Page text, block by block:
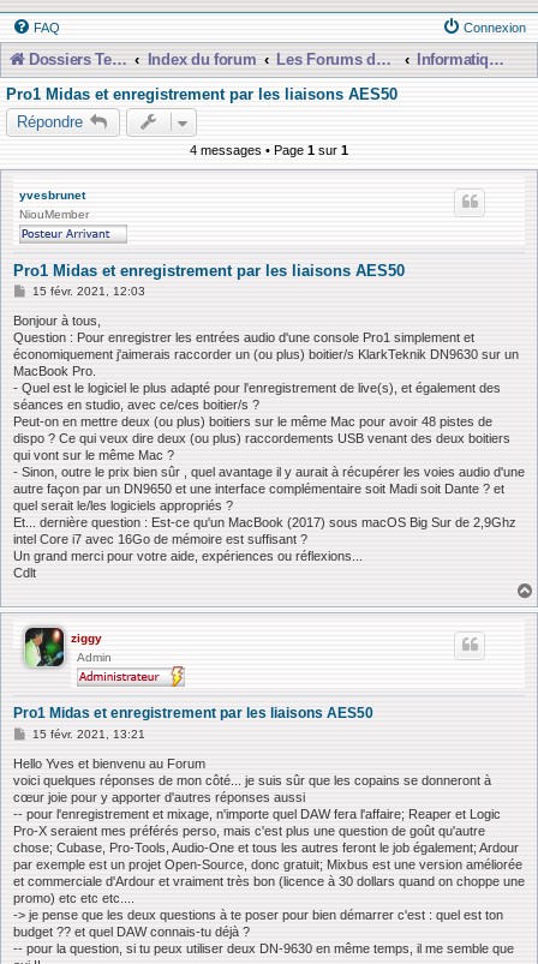
FAQ Connexion
Dossiers Techniques Index du forum Les Forums de Discussions
Informatique, Consoles Numériques et MAO
Pro1 Midas et enregistrement par les liaisons AES50
Répondre
4 messages • Page 1 sur 1
yvesbrunet
NiouMember
Pro1 Midas et enregistrement par les liaisons AES50
M
s
s
g
e
15 févr. 2021, 12:03
Bonjour à tous,
Question : Pour enregistrer les entrées audio d'une console Pro1 simplement et
économiquement j'aimerais raccorder un (ou plus) boitier/s KlarkTeknik DN9630 sur un
MacBook Pro.
- Quel est le logiciel le plus adapté pour l'enregistrement de live(s), et également des
séances en studio, avec ce/ces boitier/s ?
Peut-on en mettre deux (ou plus) boitiers sur le même Mac pour avoir 48 pistes de
dispo ? Ce qui veux dire deux (ou plus) raccordements USB venant des deux boitiers
qui vont sur le même Mac ?
- Sinon, outre le prix bien sûr , quel avantage il y aurait à récupérer les voies audio d'une
autre façon par un DN9650 et une interface complémentaire soit Madi soit Dante ? et
quel serait le/les logiciels appropriés ?
Et... dernière question : Est-ce qu'un MacBook (2017) sous macOS Big Sur de 2,9Ghz
intel Core i7 avec 16Go de mémoire est suffisant ?
Un grand merci pour votre aide, expériences ou réflexions...
Cdlt
ziggy
Admin
Pro1 Midas et enregistrement par les liaisons AES50
M
s
s
g
e
15 févr. 2021, 13:21
Hello Yves et bienvenu au Forum
voici quelques réponses de mon côté... je suis sûr que les copains se donneront à
cœur joie pour y apporter d'autres réponses aussi
-- pour l'enregistrement et mixage, n'importe quel DAW fera l'affaire; Reaper et Logic
Pro-X seraient mes préférés perso, mais c'est plus une question de goût qu'autre
chose; Cubase, Pro-Tools, Audio-One et tous les autres feront le job également; Ardour
par exemple est un projet Open-Source, donc gratuit; Mixbus est une version améliorée
et commerciale d'Ardour et vraiment très bon (licence à 30 dollars quand on choppe une
promo) etc etc etc....
-> je pense que les deux questions à te poser pour bien démarrer c'est : quel est ton
budget ?? et quel DAW connais-tu déjà ?
-- pour la question, si tu peux utiliser deux DN-9630 en même temps, il me semble que